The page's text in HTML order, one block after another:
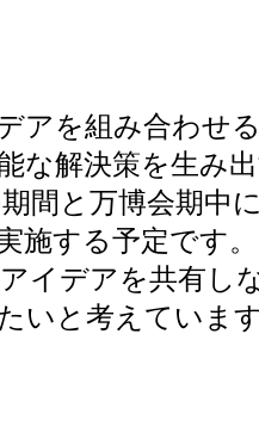
アを組み合わせ
な解決策を生み
間と万博会期中
施する予定です
イデアを共有し
いと考えています